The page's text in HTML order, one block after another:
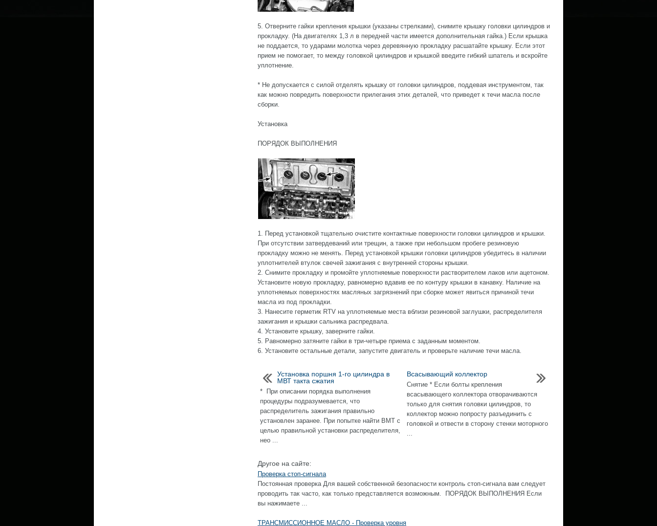
5. Отверните гайки крепления крышки (указаны стрелками), снимите крышку головки цилиндров и
прокладку. (На двигателях 1,3 л в передней части имеется дополнительная гайка.) Если крышка
не поддается, то ударами молотка через деревянную прокладку расшатайте крышку. Если этот
прием не помогает, то между головкой цилиндров и крышкой введите гибкий шпатель и вскройте
уплотнение.
* Не допускается с силой отделять крышку от головки цилиндров, поддевая инструментом, так
как можно повредить поверхности прилегания этих деталей, что приведет к течи масла после
сборки.
Установка
ПОРЯДОК ВЫПОЛНЕНИЯ
1. Перед установкой тщательно очистите контактные поверхности головки цилиндров и крышки.
При отсутствии затвердеваний или трещин, а также при небольшом пробеге резиновую
прокладку можно не менять. Перед установкой крышки головки цилиндров убедитесь в наличии
уплотнителей втулок свечей зажигания с внутренней стороны крышки.
2. Снимите прокладку и промойте уплотняемые поверхности растворителем лаков или ацетоном.
Установите новую прокладку, равномерно вдавив ее по контуру крышки в канавку. Наличие на
уплотняемых поверхностях масляных загрязнений при сборке может явиться причиной течи
масла из под прокладки.
3. Нанесите герметик RTV на уплотняемые места вблизи резиновой заглушки, распределителя
зажигания и крышки сальника распредвала.
4. Установите крышку, заверните гайки.
5. Равномерно затяните гайки в три-четыре приема c заданным моментом.
6. Установите остальные детали, запустите двигатель и проверьте наличие течи масла.
Установка поршня 1-го цилиндра в
МВТ такта сжатия
* При описании порядка выполнения
процедуры подразумевается, что
распределитель зажигания правильно
установлен заранее. При попытке найти ВМТ с
целью правильной установки распределителя,
нео ...
Всасывающий коллектор
Снятие * Если болты крепления
всасывающего коллектора отворачиваются
только для снятия головки цилиндров, то
коллектор можно попросту разъединить с
головкой и отвести в сторону стенки моторного
...
Другое на сайте:
Проверка стоп-сигнала
Постоянная проверка Для вашей собственной безопасности контроль стоп-сигнала вам следует
проводить так часто, как только представляется возможным. ПОРЯДОК ВЫПОЛНЕНИЯ Если
вы нажимаете ...
ТРАНСМИССИОННОЕ МАСЛО - Проверка уровня